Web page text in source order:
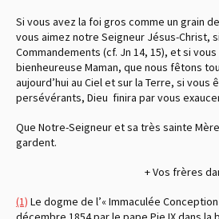
Si vous avez la foi gros comme un grain
vous aimez notre Seigneur Jésus-Christ,
Commandements (cf. Jn 14, 15), et si
bienheureuse Maman, que nous fêtons
aujourd’hui au Ciel et sur la Terre, si
persévérants, Dieu finira par vous
Que Notre-Seigneur et sa très sainte
gardent.
+ Vos frères
(1) Le dogme de l’« Immaculée